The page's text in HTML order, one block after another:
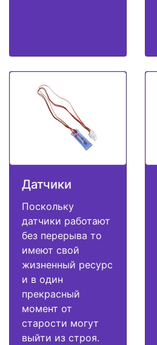
Датчики
Поскольку
датчики работают
без перерыва то
имеют свой
жизненный ресурс
и в один
прекрасный
момент от
старости могут
выйти из строя.